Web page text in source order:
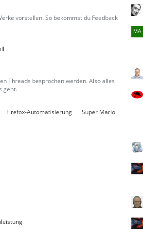
B
e
i
t
g
e
vorstellen. So bekommst du Feedback
L
e
t
z
B
e
i
e
Threads besprochen werden. Also alles
geht.
L
e
t
z
e
i
t
r
g
e
Firefox-Automatisierung
Super Mario
L
e
t
z
e
B
e
i
L
e
t
z